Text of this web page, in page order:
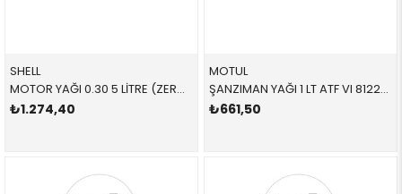
SHELL
MOTOR YAĞI 0.30 5 LİTRE (ZERO CARBON) STJLR035007 LR035007 LR035007
₺1.274,40
MOTUL
ŞANZIMAN YAĞI 1 LT ATF VI 81229400272 83222305396 E30,E31,E32,E34,E36,E38,E39,E46,E53,E60,E61,E63,E6 KIRMIZI ATF VI 1 LİTRE
₺661,50